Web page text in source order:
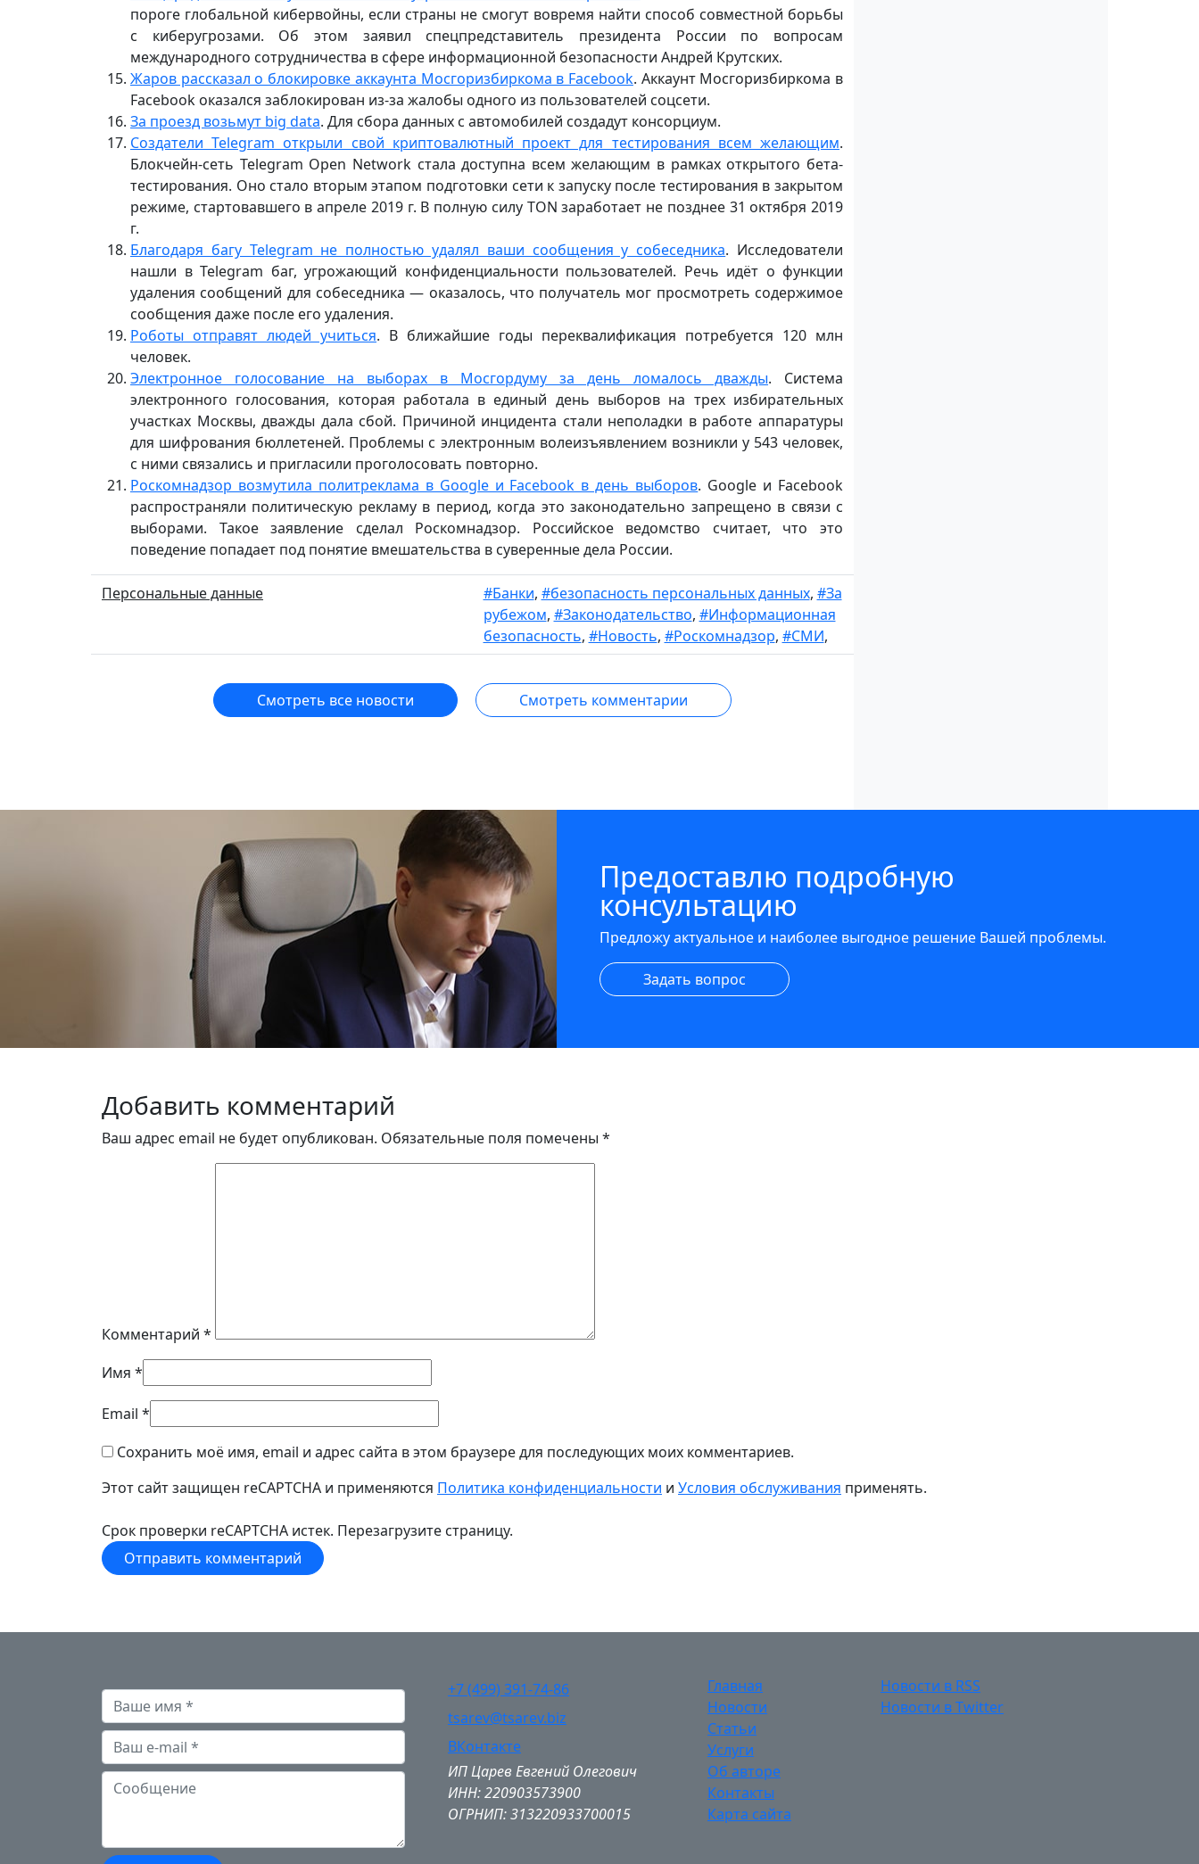
пороге глобальной кибервойны, если страны не смогут вовремя найти способ совместной борьбы
с киберугрозами. Об этом заявил спецпредставитель президента России по вопросам
международного сотрудничества в сфере информационной безопасности Андрей Крутских.
Жаров рассказал о блокировке аккаунта Мосгоризбиркома в Facebook. Аккаунт Мосгоризбиркома в
Facebook оказался заблокирован из-за жалобы одного из пользователей соцсети.
За проезд возьмут big data. Для сбора данных с автомобилей создадут консорциум.
Создатели Telegram открыли свой криптовалютный проект для тестирования всем желающим.
Блокчейн-сеть Telegram Open Network стала доступна всем желающим в рамках открытого бета-
тестирования. Оно стало вторым этапом подготовки сети к запуску после тестирования в закрытом
режиме, стартовавшего в апреле 2019 г. В полную силу TON заработает не позднее 31 октября 2019
г.
Благодаря багу Telegram не полностью удалял ваши сообщения у собеседника. Исследователи
нашли в Telegram баг, угрожающий конфиденциальности пользователей. Речь идёт о функции
удаления сообщений для собеседника — оказалось, что получатель мог просмотреть содержимое
сообщения даже после его удаления.
Роботы отправят людей учиться. В ближайшие годы переквалификация потребуется 120 млн
человек.
Электронное голосование на выборах в Мосгордуму за день ломалось дважды. Система
электронного голосования, которая работала в единый день выборов на трех избирательных
участках Москвы, дважды дала сбой. Причиной инцидента стали неполадки в работе аппаратуры
для шифрования бюллетеней. Проблемы с электронным волеизъявлением возникли у 543 человек,
с ними связались и пригласили проголосовать повторно.
Роскомнадзор возмутила политреклама в Google и Facebook в день выборов. Google и Facebook
распространяли политическую рекламу в период, когда это законодательно запрещено в связи с
выборами. Такое заявление сделал Роскомнадзор. Российское ведомство считает, что это
поведение попадает под понятие вмешательства в суверенные дела России.
Персональные данные #Банки, #безопасность персональных данных, #За
рубежом, #Законодательство, #Информационная
безопасность, #Новость, #Роскомнадзор, #СМИ,
Смотреть все новости Смотреть комментарии
Предоставлю подробную
консультацию
Предложу актуальное и наиболее выгодное решение Вашей проблемы.
Задать вопрос
Добавить комментарий
Ваш адрес email не будет опубликован. Обязательные поля помечены *
Комментарий *
Имя *
Email *
Сохранить моё имя, email и адрес сайта в этом браузере для последующих моих комментариев.
Этот сайт защищен reCAPTCHA и применяются Политика конфиденциальности и Условия обслуживания применять.
Срок проверки reCAPTCHA истек. Перезагрузите страницу.
+7 (499) 391-74-86
tsarev@tsarev.biz
ВКонтакте
ИП Царев Евгений Олегович
ИНН: 220903573900
ОГРНИП: 313220933700015
Главная
Новости
Статьи
Услуги
Об авторе
Контакты
Карта сайта
Новости в RSS
Новости в Twitter